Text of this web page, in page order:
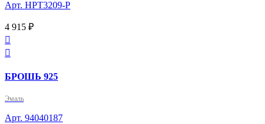
Арт. HPT3209-P
4 915 ₽


БРОШЬ 925
Эмаль
Арт. 94040187